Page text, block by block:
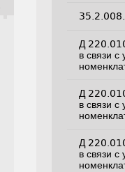
Д
в связи с
Д
в связи с
Д
в связи с